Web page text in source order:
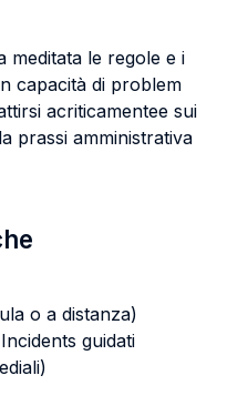
meditata le regole e i
capacità di problem
acriticamentee sui
prassi amministrativa
o a distanza)
guidati